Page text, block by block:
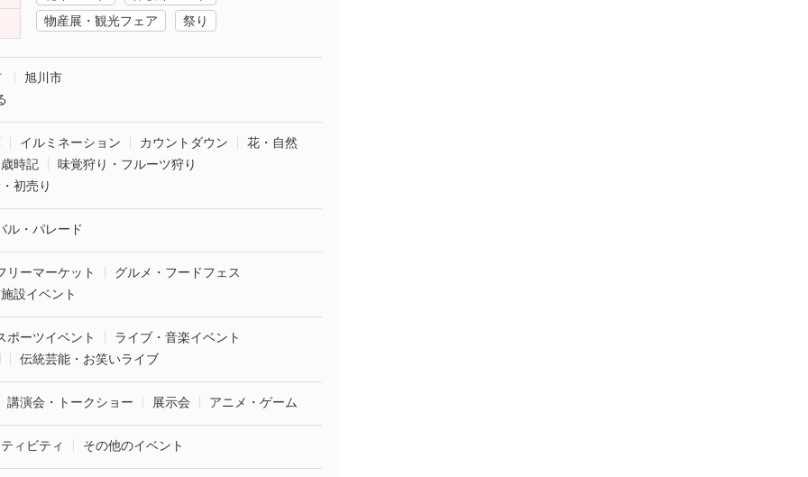
物産展・観光フェア
祭り
旭川市
イルミネーション カウントダウン
花・自然
時記
味覚狩り・フルーツ狩り
初売り
ル・パレード
リーマーケット
グルメ・フードフェス
設イベント
ポーツイベント
ライブ・音楽イベント
伝統芸能・お笑いライブ
講演会・トークショー 展示会 アニメ・ゲーム
ィビティ その他のイベント